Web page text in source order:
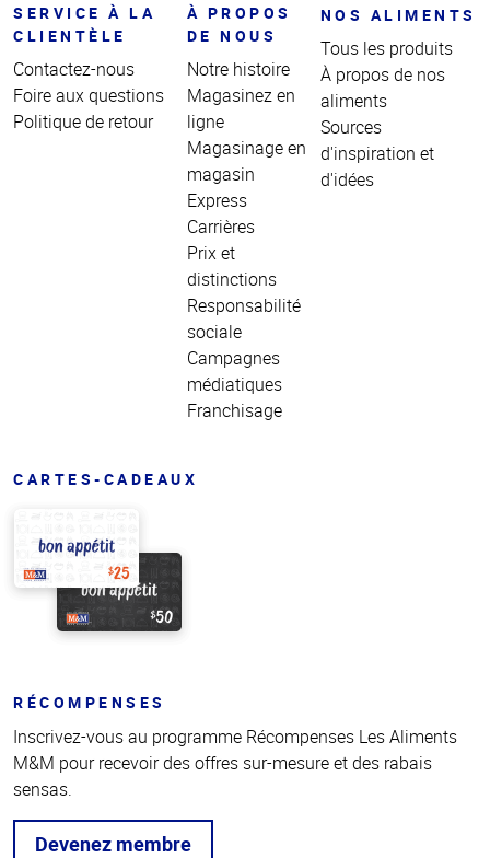
SERVICE À LA
CLIENTÈLE
Contactez-nous
Foire aux questions
Politique de retour
À PROPOS
DE NOUS
Notre histoire
Magasinez en
ligne
Magasinage en
magasin
Express
Carrières
Prix et
distinctions
Responsabilité
sociale
Campagnes
médiatiques
Franchisage
NOS ALIMENTS
Tous les produits
À propos de nos
aliments
Sources
d'inspiration et
d'idées
CARTES-CADEAUX
RÉCOMPENSES
Inscrivez-vous au programme Récompenses Les Aliments
M&M pour recevoir des offres sur-mesure et des rabais
sensas.
Devenez membre